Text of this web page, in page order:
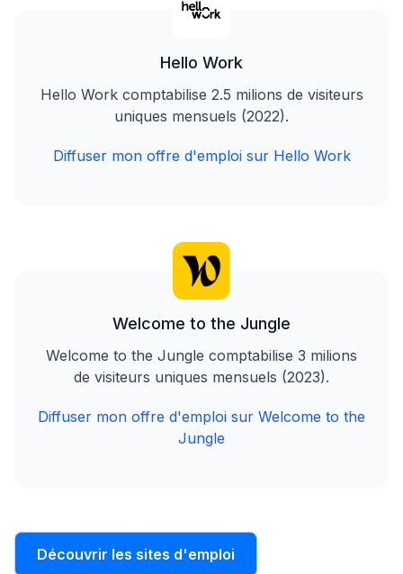
Hello Work
Hello Work comptabilise 2.5 milions de visiteurs
uniques mensuels (2022).
Diffuser mon offre d'emploi sur Hello Work
Welcome to the Jungle
Welcome to the Jungle comptabilise 3 milions
de visiteurs uniques mensuels (2023).
Diffuser mon offre d'emploi sur Welcome to the
Jungle
Découvrir les sites d'emploi